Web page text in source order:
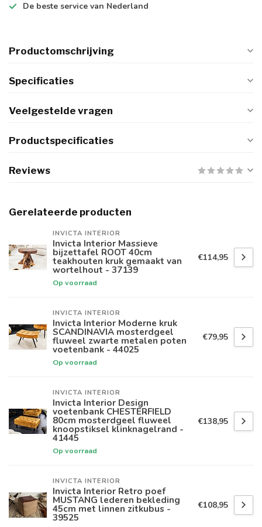
De beste service van Nederland
Productomschrijving
Specificaties
Veelgestelde vragen
Productspecificaties
Reviews
Gerelateerde producten
INVICTA INTERIOR
Invicta Interior Massieve
bijzettafel ROOT 40cm
teakhouten kruk gemaakt van
wortelhout - 37139
Op voorraad
€114,95
INVICTA INTERIOR
Invicta Interior Moderne kruk
SCANDINAVIA mosterdgeel
fluweel zwarte metalen poten
voetenbank - 44025
Op voorraad
€79,95
INVICTA INTERIOR
Invicta Interior Design
voetenbank CHESTERFIELD
80cm mosterdgeel fluweel
knoopstiksel klinknagelrand -
41445
Op voorraad
€138,95
INVICTA INTERIOR
Invicta Interior Retro poef
MUSTANG lederen bekleding
45cm met linnen zitkubus -
39525
€108,95